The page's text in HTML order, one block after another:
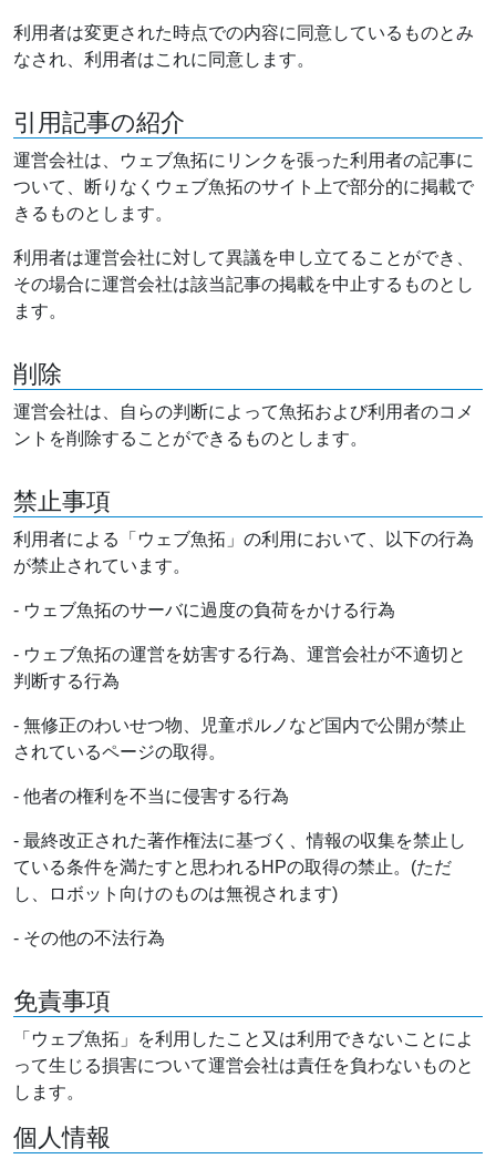
利用者は変更された時点での内容に同意しているものとみ
なされ、利用者はこれに同意します。
引用記事の紹介
運営会社は、ウェブ魚拓にリンクを張った利用者の記事に
ついて、断りなくウェブ魚拓のサイト上で部分的に掲載で
きるものとします。
利用者は運営会社に対して異議を申し立てることができ、
その場合に運営会社は該当記事の掲載を中止するものとし
ます。
削除
運営会社は、自らの判断によって魚拓および利用者のコメ
ントを削除することができるものとします。
禁止事項
利用者による「ウェブ魚拓」の利用において、以下の行為
が禁止されています。
- ウェブ魚拓のサーバに過度の負荷をかける行為
- ウェブ魚拓の運営を妨害する行為、運営会社が不適切と
判断する行為
- 無修正のわいせつ物、児童ポルノなど国内で公開が禁止
されているページの取得。
- 他者の権利を不当に侵害する行為
- 最終改正された著作権法に基づく、情報の収集を禁止し
ている条件を満たすと思われるHPの取得の禁止。(ただ
し、ロボット向けのものは無視されます)
- その他の不法行為
免責事項
「ウェブ魚拓」を利用したこと又は利用できないことによ
って生じる損害について運営会社は責任を負わないものと
します。
個人情報